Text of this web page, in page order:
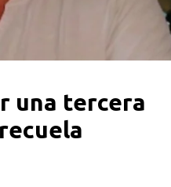
una tercera